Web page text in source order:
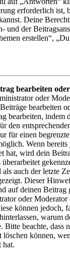
erforderlich ist,
Deine
und der
erstellen“,
bearbeiten
oder
bearbeiten
bearbeiten, indem
den
für einen
Wenn bereits
hat, wird dein
überarbeitet
auch der letzte
Dieser
auf deinen Beitrag
oder Moderator
können jedoch,
warum
Bitte beachte, dass
können,
hat.